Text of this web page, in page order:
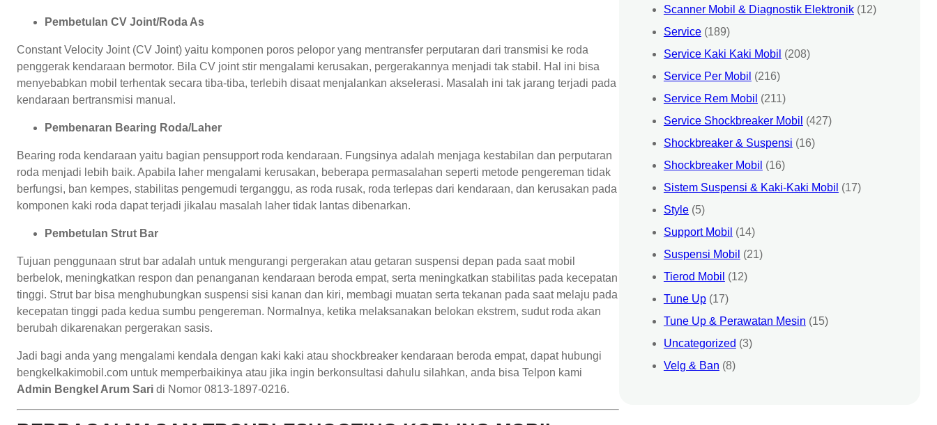
Pembetulan CV Joint/Roda As
Constant Velocity Joint (CV Joint) yaitu komponen poros pelopor yang mentransfer perputaran dari transmisi ke roda
penggerak kendaraan bermotor. Bila CV joint stir mengalami kerusakan, pergerakannya menjadi tak stabil. Hal ini bisa
menyebabkan mobil terhentak secara tiba-tiba, terlebih disaat menjalankan akselerasi. Masalah ini tak jarang terjadi pada
kendaraan bertransmisi manual.
Pembenaran Bearing Roda/Laher
Bearing roda kendaraan yaitu bagian pensupport roda kendaraan. Fungsinya adalah menjaga kestabilan dan perputaran
roda menjadi lebih baik. Apabila laher mengalami kerusakan, beberapa permasalahan seperti metode pengereman tidak
berfungsi, ban kempes, stabilitas pengemudi terganggu, as roda rusak, roda terlepas dari kendaraan, dan kerusakan pada
komponen kaki roda dapat terjadi jikalau masalah laher tidak lantas dibenarkan.
Pembetulan Strut Bar
Tujuan penggunaan strut bar adalah untuk mengurangi pergerakan atau getaran suspensi depan pada saat mobil
berbelok, meningkatkan respon dan penanganan kendaraan beroda empat, serta meningkatkan stabilitas pada kecepatan
tinggi. Strut bar bisa menghubungkan suspensi sisi kanan dan kiri, membagi muatan serta tekanan pada saat melaju pada
kecepatan tinggi pada kedua sumbu pengereman. Normalnya, ketika melaksanakan belokan ekstrem, sudut roda akan
berubah dikarenakan pergerakan sasis.
Jadi bagi anda yang mengalami kendala dengan kaki kaki atau shockbreaker kendaraan beroda empat, dapat hubungi
bengkelkakimobil.com untuk memperbaikinya atau jika ingin berkonsultasi dahulu silahkan, anda bisa Telpon kami
Admin Bengkel Arum Sari di Nomor 0813-1897-0216.
Scanner Mobil & Diagnostik Elektronik(12)
Service(189)
Service Kaki Kaki Mobil (208)
Service Per Mobil (216)
Service Rem Mobil (211)
Service Shockbreaker Mobil (427)
Shockbreaker & Suspensi (16)
Shockbreaker Mobil (16)
Sistem Suspensi & Kaki-Kaki Mobil (17)
Style(5)
Support Mobil (14)
Suspensi Mobil (21)
Tierod Mobil (12)
Tune Up(17)
Tune Up & Perawatan Mesin (15)
Uncategorized (3)
Velg & Ban (8)